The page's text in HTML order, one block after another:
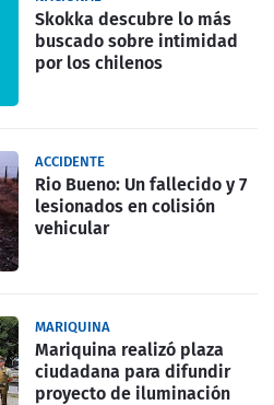
Skokka descubre lo más
buscado sobre intimidad
por los chilenos
ACCIDENTE
Rio Bueno: Un fallecido y 7
lesionados en colisión
vehicular
MARIQUINA
Mariquina realizó plaza
ciudadana para difundir
proyecto de iluminación